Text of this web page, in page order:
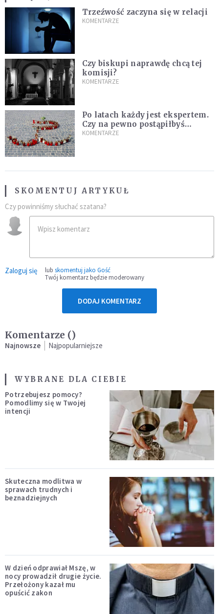
Trzeźwość zaczyna się w relacji
KOMENTARZE
Czy biskupi naprawdę chcą tej
komisji?
KOMENTARZE
Po latach każdy jest ekspertem.
Czy na pewno postąpiłbyś
inaczej?
KOMENTARZE
SKOMENTUJ ARTYKUŁ
Czy powinniśmy słuchać szatana?
Zaloguj się lub skomentuj jako Gość
Twój komentarz będzie moderowany
DODAJ KOMENTARZ
Komentarze ()
Najnowsze Najpopularniejsze
WYBRANE DLA CIEBIE
Potrzebujesz pomocy?
Pomodlimy się w Twojej
intencji
Skuteczna modlitwa w
sprawach trudnych i
beznadziejnych
W dzień odprawiał Mszę, w
nocy prowadził drugie życie.
Przełożony kazał mu
opuścić zakon